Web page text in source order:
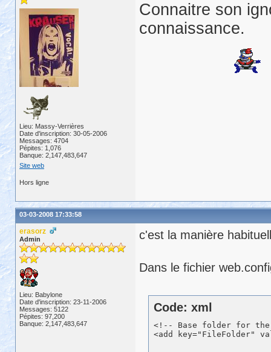
Lieu: Massy-Verrières
Date d'inscription: 30-05-2006
Messages: 4704
Pépites: 1,076
Banque: 2,147,483,647
Site web
Connaitre son
connaissance.
Hors ligne
03-03-2008 17:33:58
erasorz
Admin
Lieu: Babylone
Date d'inscription: 23-11-2006
Messages: 5122
Pépites: 97,200
Banque: 2,147,483,647
c'est la manière
Dans le fichier
Code: xml
<!-- Base folder for the